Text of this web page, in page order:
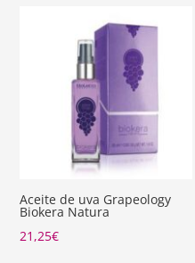
Aceite de uva Grapeology
Biokera Natura
21,25€